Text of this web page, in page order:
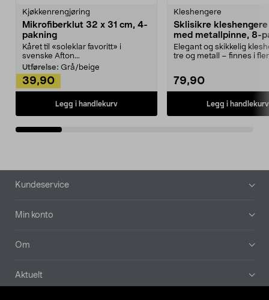
Kjøkkenrengjøring
Mikrofiberklut 32 x 31 cm, 4-
pakning
Kåret til «soleklar favoritt» i
svenske Afton...
Utførelse: Grå/beige
39,90
Legg i handlekurv
Kleshengere
Sklisikre
med metallpinne, 8-
Elegant og skikkelig
tre og metall – finnes i
79,90
Legg i handlekurv
Bunntekst
Kundeservice
Min konto
Om
Aktuelt